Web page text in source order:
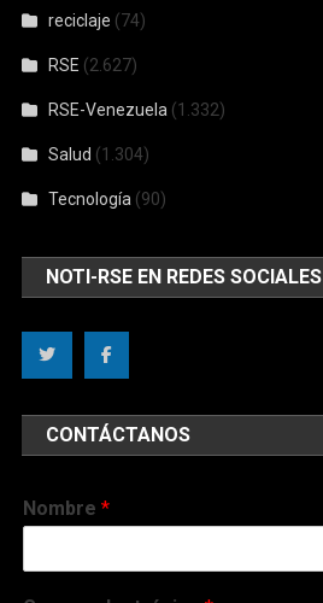
reciclaje (74)
RSE (2.627)
RSE-Venezuela (1.332)
Salud (1.304)
Tecnología (90)
NOTI-RSE EN REDES SOCIALES
CONTÁCTANOS
Nombre*